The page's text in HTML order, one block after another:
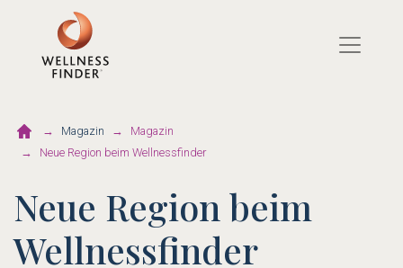
Magazin
Magazin
Neue Region beim Wellnessfinder
Neue Region beim
Wellnessfinder